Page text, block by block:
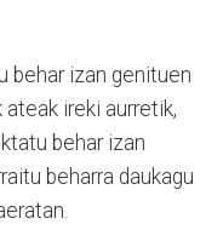
behar izan genituen
ireki aurretik,
behar izan
beharra daukagu